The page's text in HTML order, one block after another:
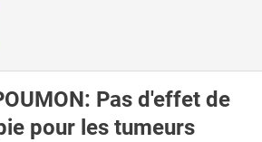
Pas d'effet de
pour les tumeurs